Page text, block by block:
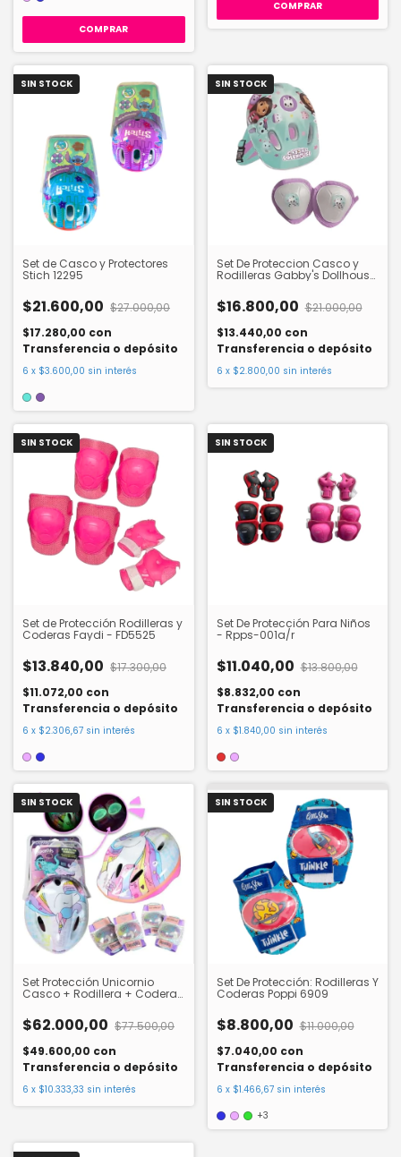
COMPRAR
SIN STOCK
Set de Casco y Protectores
Stich 12295
$21.600,00 $27.000,00
$17.280,00 con
Transferencia o depósito
6 x $3.600,00 sin interés
SIN STOCK
Set De Proteccion Casco y
Rodilleras Gabby's Dollhouse
$16.800,00 $21.000,00
$13.440,00 con
Transferencia o depósito
6 x $2.800,00 sin interés
SIN STOCK
Set de Protección Rodilleras y
Coderas Faydi - FD5525
$13.840,00 $17.300,00
$11.072,00 con
Transferencia o depósito
6 x $2.306,67 sin interés
SIN STOCK
Set De Protección Para Niños
- Rpps-001a/r
$11.040,00 $13.800,00
$8.832,00 con
Transferencia o depósito
6 x $1.840,00 sin interés
SIN STOCK
Set Protección Unicornio
Casco + Rodillera + Codera
$62.000,00 $77.500,00
$49.600,00 con
Transferencia o depósito
6 x $10.333,33 sin interés
SIN STOCK
Set De Protección: Rodilleras Y
Coderas Poppi 6909
$8.800,00 $11.000,00
$7.040,00 con
Transferencia o depósito
6 x $1.466,67 sin interés
+3